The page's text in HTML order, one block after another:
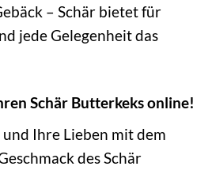
– Schär bietet für
jede Gelegenheit das
Schär Butterkeks online!
Ihre Lieben mit dem
des Schär